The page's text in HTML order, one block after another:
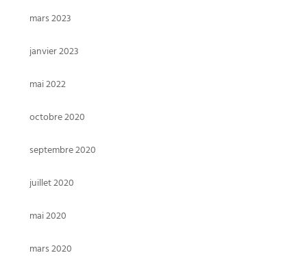
mars 2023
janvier 2023
mai 2022
octobre 2020
septembre 2020
juillet 2020
mai 2020
mars 2020